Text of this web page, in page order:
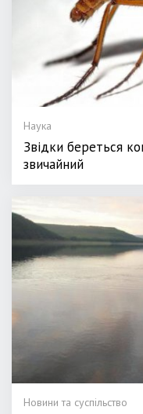
Наука
Звідки береться
звичайний
Новини та суспільство